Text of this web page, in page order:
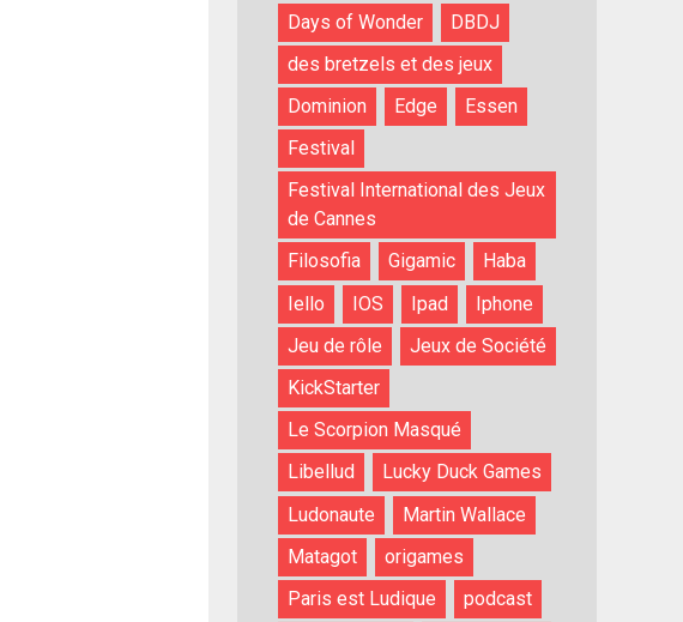
Days of Wonder
DBDJ
des bretzels et des jeux
Dominion
Edge
Essen
Festival
Festival International des Jeux
de Cannes
Filosofia
Gigamic
Haba
Iello
IOS Ipad
Iphone
Jeu de rôle
Jeux de Société
KickStarter
Le Scorpion Masqué
Libellud
Lucky Duck Games
Ludonaute
Martin Wallace
Matagot
origames
Paris est Ludique
podcast